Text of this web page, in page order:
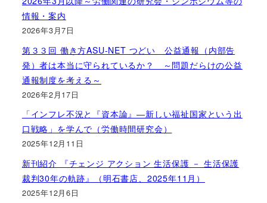
情報・案内
2026年3月7日
第３３回 働き方ASU-NET つどい 公益通報（内部告
発）者は本当に守られているか？ ～問題だらけの公益
通報制度を考える～
2026年2月17日
「インフレ不況と『資本論』―新しい福祉国家という出
口戦略」を学んで（労働時間研究会）
2025年12月11日
新刊紹介 『チェンジ アクション 生活保護 － 生活保護
裁判30年の軌跡』（明石書店、2025年11月）
2025年12月6日